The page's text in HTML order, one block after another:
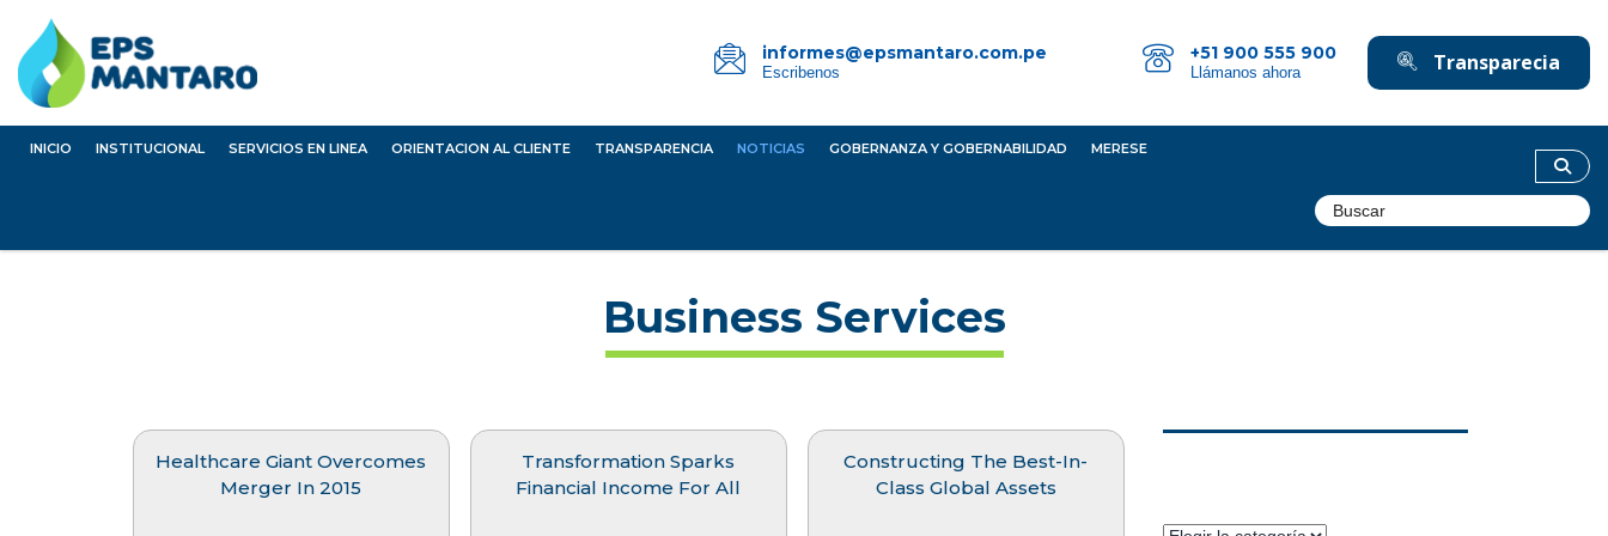
informes@epsmantaro.com.pe
Escribenos
+51 900 555 900
Llámanos ahora Transparecia
INICIO INSTITUCIONAL SERVICIOS EN LINEA ORIENTACION AL CLIENTE TRANSPARENCIA NOTICIAS GOBERNANZA Y GOBERNABILIDAD MERESE
Business Services
Healthcare Giant Overcomes
Merger In 2015
Transformation Sparks
Financial Income For All
Constructing The Best-In-
Class Global Assets